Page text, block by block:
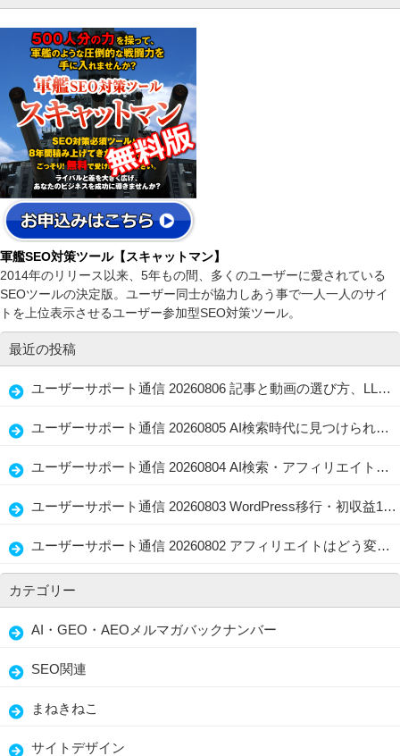
軍艦SEO対策ツール【スキャットマン】
2014年のリリース以来、5年もの間、多くのユーザーに愛されている
SEOツールの決定版。ユーザー同士が協力しあう事で一人一人のサイ
トを上位表示させるユーザー参加型SEO対策ツール。
最近の投稿
ユーザーサポート通信 20260806 記事と動画の選び方、LLMO・GEOで忘れない読者ファースト
ユーザーサポート通信 20260805 AI検索時代に見つけられる店舗情報と記事の整え方、生かし方
ユーザーサポート通信 20260804 AI検索・アフィリエイト・水着選びに共通する「伝わる情報設計」
ユーザーサポート通信 20260803 WordPress移行・初収益1万円・問い合わせ導線を見直すブログ改善術
ユーザーサポート通信 20260802 アフィリエイトはどう変わる？WordPress・AI Writer・経験者の強み
カテゴリー
AI・GEO・AEOメルマガバックナンバー
SEO関連
まねきねこ
サイトデザイン